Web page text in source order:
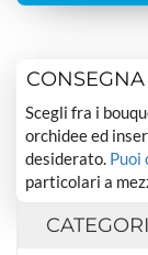
Scegli fra i
orchidee ed
desiderato. Puoi
particolari a